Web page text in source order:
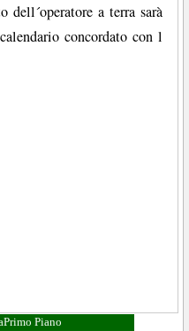
dell´operatore a terra sarà
concordato con l
Primo Piano